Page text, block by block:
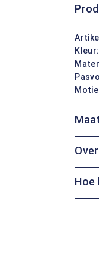
Kleur:
Hoe